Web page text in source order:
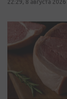
22:29, 8 августа 2026